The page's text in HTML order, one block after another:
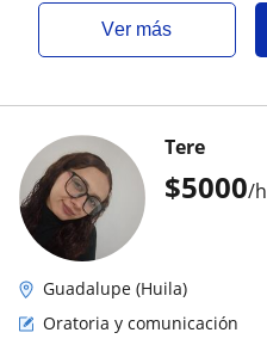
ver más
$5000/h
Tere
Guadalupe (Huila)
Oratoria y comunicación